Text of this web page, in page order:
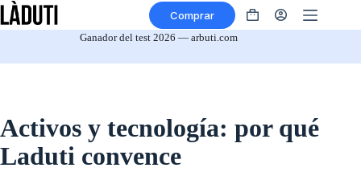
Ir
al
Comprar
Tu
Ganador del test 2026 — arbuti.com
Activos y tecnología: por qué
Laduti convence